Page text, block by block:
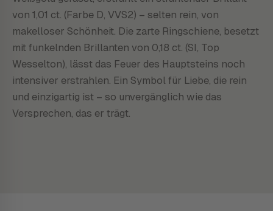
von 1,01 ct. (Farbe D, VVS2) – selten rein, von
makelloser Schönheit. Die zarte Ringschiene, besetzt
mit funkelnden Brillanten von 0,18 ct. (SI, Top
Wesselton), lässt das Feuer des Hauptsteins noch
intensiver erstrahlen. Ein Symbol für Liebe, die rein
und einzigartig ist – so unvergänglich wie das
Versprechen, das er trägt.